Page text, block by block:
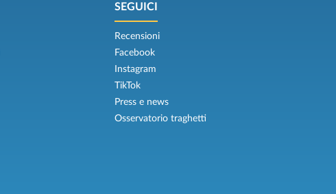
SEGUICI
Recensioni
Facebook
Instagram
TikTok
Press e news
Osservatorio traghetti